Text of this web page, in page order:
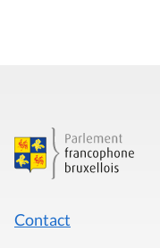
Contact